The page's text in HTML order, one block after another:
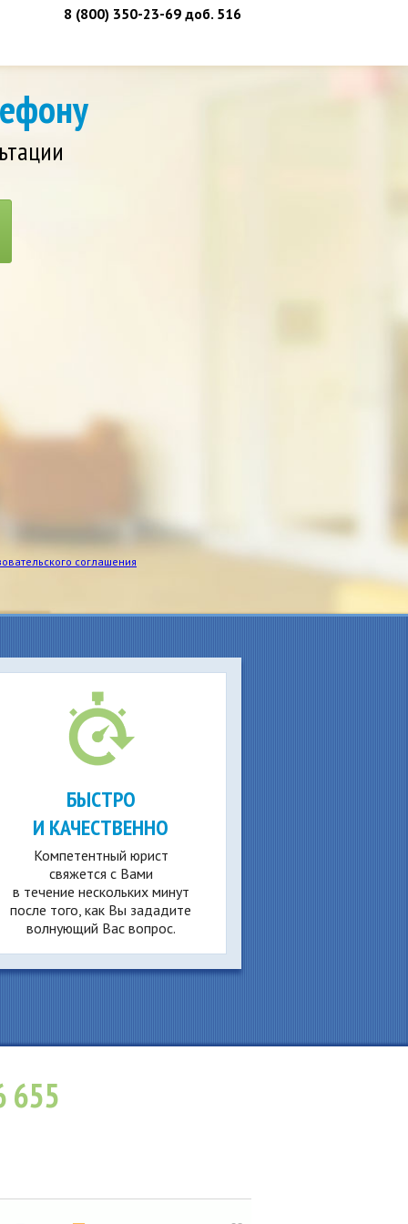
8 (800) 350-23-69 доб. 516
соглашения
БЫСТРО
И КАЧЕСТВЕННО
Компетентный юрист
свяжется с Вами
в течение нескольких минут
после того, как Вы зададите
волнующий Вас вопрос.
655